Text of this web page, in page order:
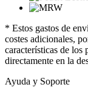
* Estos gastos de
costes adicionales,
características de los
directamente en la
Ayuda y Soporte